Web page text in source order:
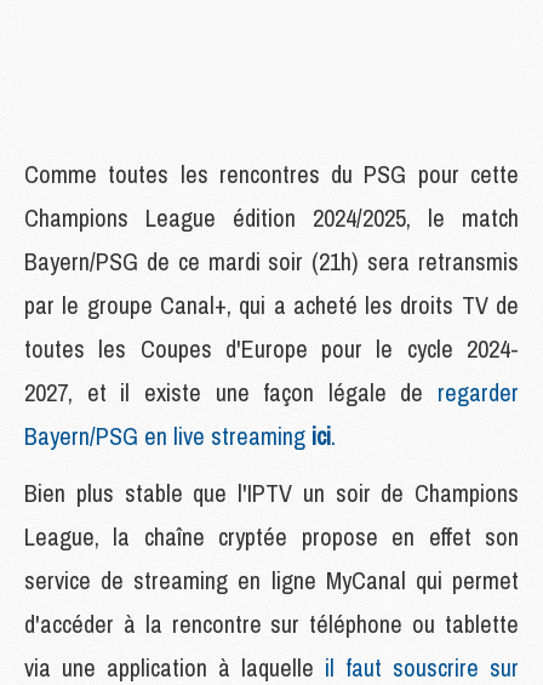
Comme toutes les rencontres du PSG pour cette
Champions League édition 2024/2025, le match
Bayern/PSG de ce mardi soir (21h) sera retransmis
par le groupe Canal+, qui a acheté les droits TV de
toutes les Coupes d'Europe pour le cycle 2024-
2027, et il existe une façon légale de regarder
Bayern/PSG en live streaming ici.
Bien plus stable que l'IPTV un soir de Champions
League, la chaîne cryptée propose en effet son
service de streaming en ligne MyCanal qui permet
d'accéder à la rencontre sur téléphone ou tablette
via une application à laquelle il faut souscrire sur